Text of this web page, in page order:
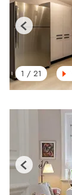
1 / 21
Previous
Previous